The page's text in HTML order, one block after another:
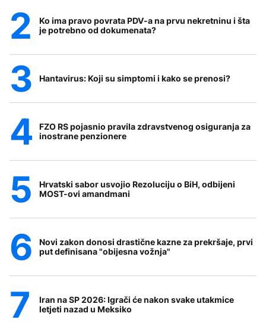
Ko ima pravo povrata PDV-a na prvu nekretninu i šta
je potrebno od dokumenata?
Hantavirus: Koji su simptomi i kako se prenosi?
FZO RS pojasnio pravila zdravstvenog osiguranja za
inostrane penzionere
Hrvatski sabor usvojio Rezoluciju o BiH, odbijeni
MOST-ovi amandmani
Novi zakon donosi drastične kazne za prekršaje, prvi
put definisana "obijesna vožnja"
Iran na SP 2026: Igrači će nakon svake utakmice
letjeti nazad u Meksiko